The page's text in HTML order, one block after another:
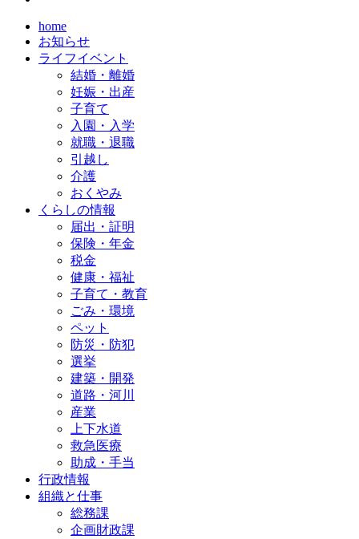
home
お知らせ
ライフイベント
結婚・離婚
妊娠・出産
子育て
入園・入学
就職・退職
引越し
介護
おくやみ
くらしの情報
届出・証明
保険・年金
税金
健康・福祉
子育て・教育
ごみ・環境
ペット
防災・防犯
選挙
建築・開発
道路・河川
産業
上下水道
救急医療
助成・手当
行政情報
組織と仕事
総務課
企画財政課